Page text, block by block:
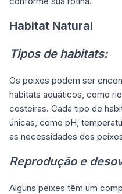
Habitat Natural
Tipos de habitats:
Os peixes podem ser
habitats aquáticos, como
costeiras. Cada tipo de
únicas, como pH,
as necessidades dos
Reprodução e
Alguns peixes têm um